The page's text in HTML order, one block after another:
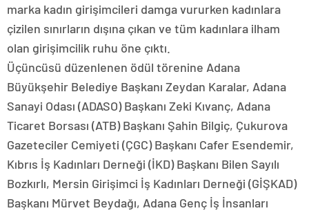
marka kadın girişimcileri damga vururken kadınlara
çizilen sınırların dışına çıkan ve tüm kadınlara ilham
olan girişimcilik ruhu öne çıktı.
Üçüncüsü düzenlenen ödül törenine Adana
Büyükşehir Belediye Başkanı Zeydan Karalar, Adana
Sanayi Odası (ADASO) Başkanı Zeki Kıvanç, Adana
Ticaret Borsası (ATB) Başkanı Şahin Bilgiç, Çukurova
Gazeteciler Cemiyeti (ÇGC) Başkanı Cafer Esendemir,
Kıbrıs İş Kadınları Derneği (İKD) Başkanı Bilen Sayılı
Bozkırlı, Mersin Girişimci İş Kadınları Derneği (GİŞKAD)
Başkanı Mürvet Beydağı, Adana Genç İş İnsanları